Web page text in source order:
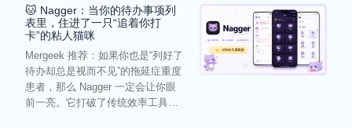
🐱 Nagger：当你的待办事项列
表里，住进了一只“追着你打
卡”的粘人猫咪
Mergeek 推荐：如果你也是“列好了
待办却总是视而不见”的拖延症重度
患者，那么 Nagger 一定会让你眼
前一亮。它打破了传统效率工具冰